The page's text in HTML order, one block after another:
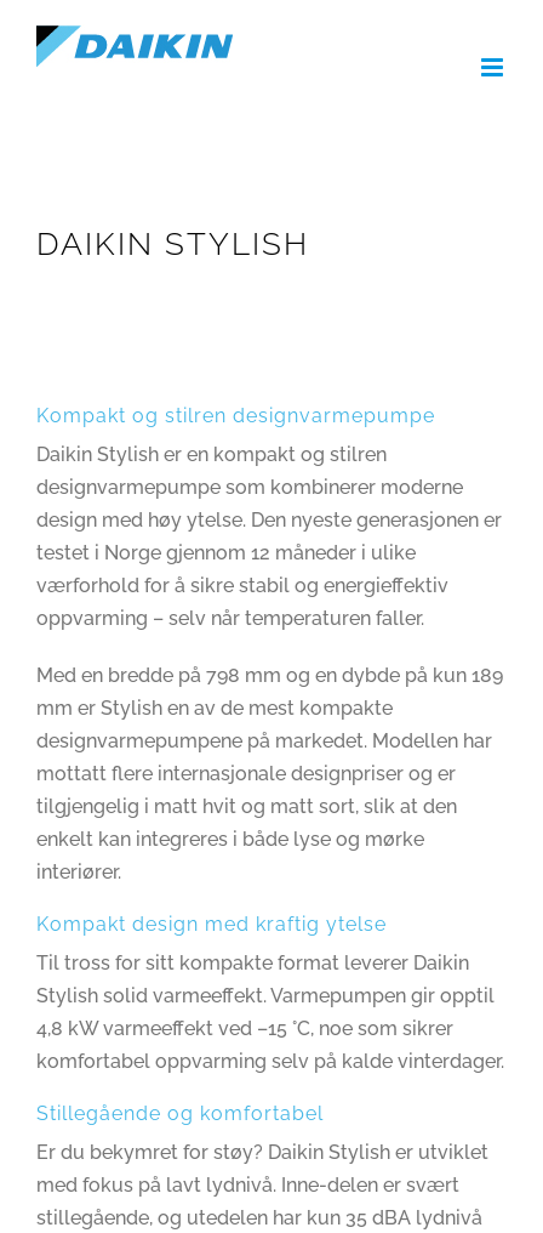
content
DAIKIN STYLISH
Kompakt og stilren designvarmepumpe
Daikin Stylish er en kompakt og stilren
designvarmepumpe som kombinerer moderne
design med høy ytelse. Den nyeste generasjonen er
testet i Norge gjennom 12 måneder i ulike
værforhold for å sikre stabil og energieffektiv
oppvarming – selv når temperaturen faller.
Med en bredde på 798 mm og en dybde på kun 189
mm er Stylish en av de mest kompakte
designvarmepumpene på markedet. Modellen har
mottatt flere internasjonale designpriser og er
tilgjengelig i matt hvit og matt sort, slik at den
enkelt kan integreres i både lyse og mørke
interiører.
Kompakt design med kraftig ytelse
Til tross for sitt kompakte format leverer Daikin
Stylish solid varmeeffekt. Varmepumpen gir opptil
4,8 kW varmeeffekt ved –15 °C, noe som sikrer
komfortabel oppvarming selv på kalde vinterdager.
Stillegående og komfortabel
Er du bekymret for støy? Daikin Stylish er utviklet
med fokus på lavt lydnivå. Inne-delen er svært
stillegående, og utedelen har kun 35 dBA lydnivå